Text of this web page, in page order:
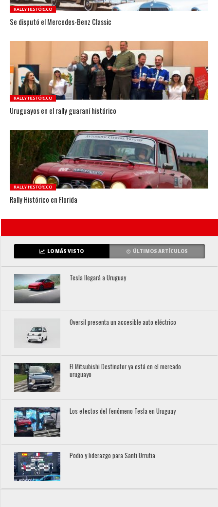
RALLY HISTÓRICO
Se disputó el Mercedes-Benz Classic
RALLY HISTÓRICO
Uruguayos en el rally guaraní histórico
RALLY HISTÓRICO
Rally Histórico en Florida
LO MÁS VISTO ÚLTIMOS ARTÍCULOS
Tesla llegará a Uruguay
Oversil presenta un accesible auto eléctrico
El Mitsubishi Destinator ya está en el mercado
uruguayo
Los efectos del fenómeno Tesla en Uruguay
Podio y liderazgo para Santi Urrutia